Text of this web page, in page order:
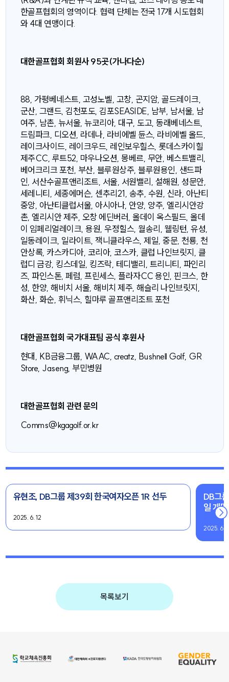
한골프협회의 영역이다. 협력 단체는 전국 17개 시도협회
와 4대 연맹이다.
대한골프협회 회원사 95곳(가나다순)
88, 가평베네스트, 고성노벨, 고창, 곤지암, 골드레이크,
군산, 그랜드, 김천포도, 김포SEASIDE, 남부, 남서울, 남
여주, 남촌, 뉴서울, 뉴코리아, 대구, 도고, 동래베네스트,
드림파크, 디오션, 라데나, 라비에벨 듄스, 라비에벨 올드,
레이크사이드, 레이크우드, 레인보우힐스, 롯데스카이힐
제주CC, 루트52, 마우나오션, 몽베르, 무안, 베스트밸리,
베어크리크 포천, 부산, 블루원상주, 블루원용인, 샌드파
인, 서산수골프앤리조트, 서울, 서원밸리, 설해원, 성문안,
세레니티, 세종에머슨, 센추리21, 송추, 수원, 신라, 아난티
중앙, 아난티클럽서울, 아시아나, 안양, 양주, 엘리시안강
촌, 엘리시안 제주, 오창 에딘버러, 올데이 옥스필드, 올데
이 임페리얼레이크, 용원, 우정힐스, 월송리, 웰링턴, 유성,
일동레이크, 일라이트, 잭니클라우스, 제일, 중문, 천룡, 천
안상록, 카스카디아, 코리아, 코스카, 클럽 나인브릿지, 클
럽디 금강, 킹스데일, 킹즈락, 테디밸리, 트리니티, 파인리
즈, 파인스톤, 페럼, 프린세스, 플라자CC 용인, 핀크스, 한
성, 한양, 해비치 서울, 해비치 제주, 해슬리 나인브릿지,
화산, 화순, 휘닉스, 힐마루 골프앤리조트 포천
대한골프협회 국가대표팀 공식 후원사
현대, KB금융그룹, WAAC, creatz, Bushnell Golf, GR
Store, Jaseng, 부민병원
대한골프협회 관련 문의
Comms@kgagolf.or.kr
유현조, DB그룹 제39회 한국여자오픈 1R 선두
2025. 6. 12
DB그
일 개막
2025. 6.
목록보기